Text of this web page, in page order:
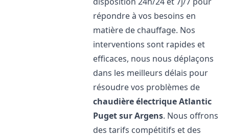
répondre à vos besoins en
matière de chauffage. Nos
interventions sont rapides et
efficaces, nous nous déplaçons
dans les meilleurs délais pour
résoudre vos problèmes de
chaudière électrique Atlantic
Puget sur Argens. Nous offrons
des tarifs compétitifs et des